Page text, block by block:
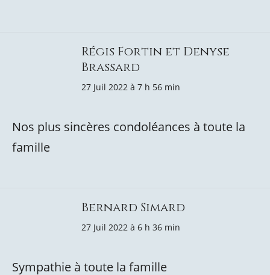
Régis Fortin et Denyse
Brassard
27 Juil 2022 à 7 h 56 min
Nos plus sincères condoléances à toute la
famille
Bernard Simard
27 Juil 2022 à 6 h 36 min
Sympathie à toute la famille